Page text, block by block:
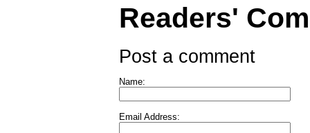
Readers'
Post a comment
Name:
Email Address: